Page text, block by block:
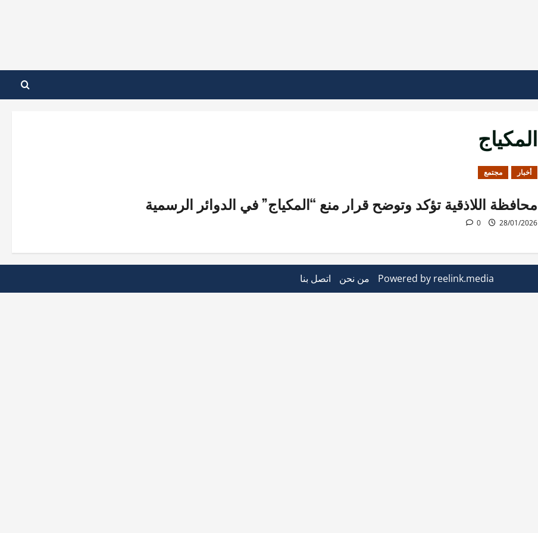
المكياج
أخبار مجتمع
محافظة اللاذقية تؤكد وتوضح قرار منع “المكياج” في الدوائر الرسمية
28/01/2026
0
Powered by reelink.media من نحن اتصل بنا